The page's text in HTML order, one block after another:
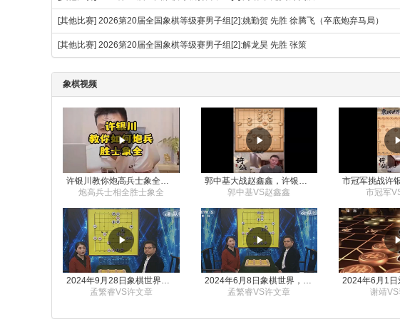
[其他比赛] 2026第20届全国象棋等级赛男子组[2]:姚勤贺 先胜 徐腾飞（卒底炮弃马局）
[其他比赛] 2026第20届全国象棋等级赛男子组[2]:解龙昊 先胜 张策
象棋视频
炮高兵士相全胜士象全
郭中基VS赵鑫鑫
市冠军
2024年9月28日象棋世界栏目，刘君、蒋川讲解了第九届杨官璘杯象棋公开赛孟繁睿与许文章的对局
孟繁睿VS许文章
2024年6月8日象棋世界，刘君、蒋川讲解了第九届杨官璘杯全国象棋公开赛孟繁睿与许文章的对局
孟繁睿VS许文章
谢靖